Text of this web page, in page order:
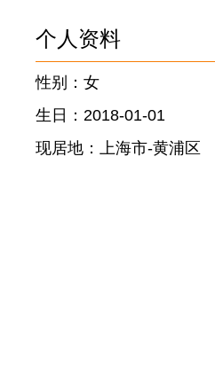
个人资料
性别：女
生日：2018-01-01
现居地：上海市-黄浦区